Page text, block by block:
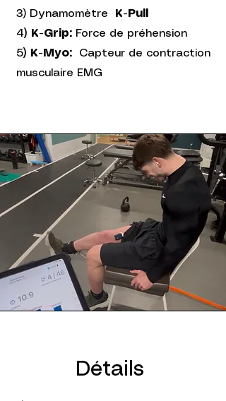
3) Dynamomètre K-Pull
4) K-Grip: Force de préhension
5) K-Myo:
Capteur de contraction
musculaire EMG
Détails